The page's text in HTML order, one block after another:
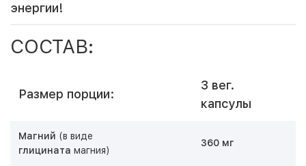
энергии!
СОСТАВ:
Размер порции:
3 вег.
капсулы
Магний (в виде
глицината магния)
360 мг